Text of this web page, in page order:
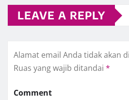
LEAVE A REPLY
Alamat email Anda tidak akan
Ruas yang wajib ditandai *
Comment